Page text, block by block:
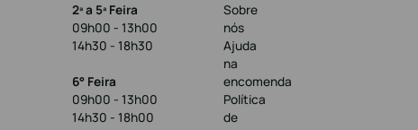
2ª a 5ª Feira
09h00 - 13h00
14h30 - 18h30
6° Feira
09h00 - 13h00
14h30 - 18h00
Sobre
nós
Ajuda
na
encomenda
Política
de